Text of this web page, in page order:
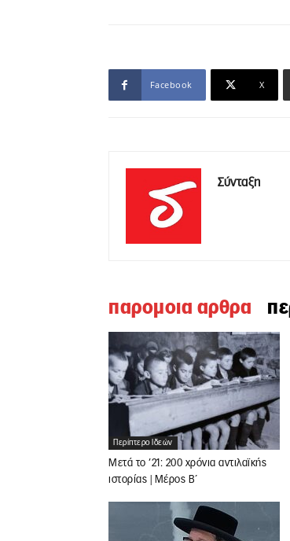
Facebook X
Σύνταξη
παρομοια αρθρα
Περίπτερο Ιδεών
Μετά το ’21: 200 χρόνια αντιλαϊκής
ιστορίας | Μέρος Β΄